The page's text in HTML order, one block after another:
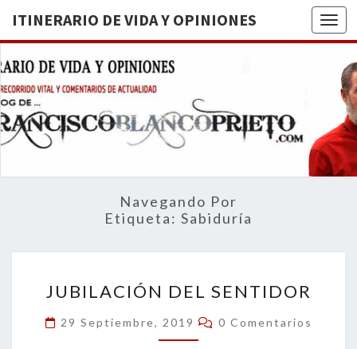
ITINERARIO DE VIDA Y OPINIONES
DE
BREVE
RECORRIDO
VITAL Y
ACTUALIDAD
Navegando Por
Etiqueta: Sabiduría
DEL
SENTIDOR
JUBILACIÓN DEL SENTIDOR
29 Septiembre, 2019 Comentarios
0 Comentarios